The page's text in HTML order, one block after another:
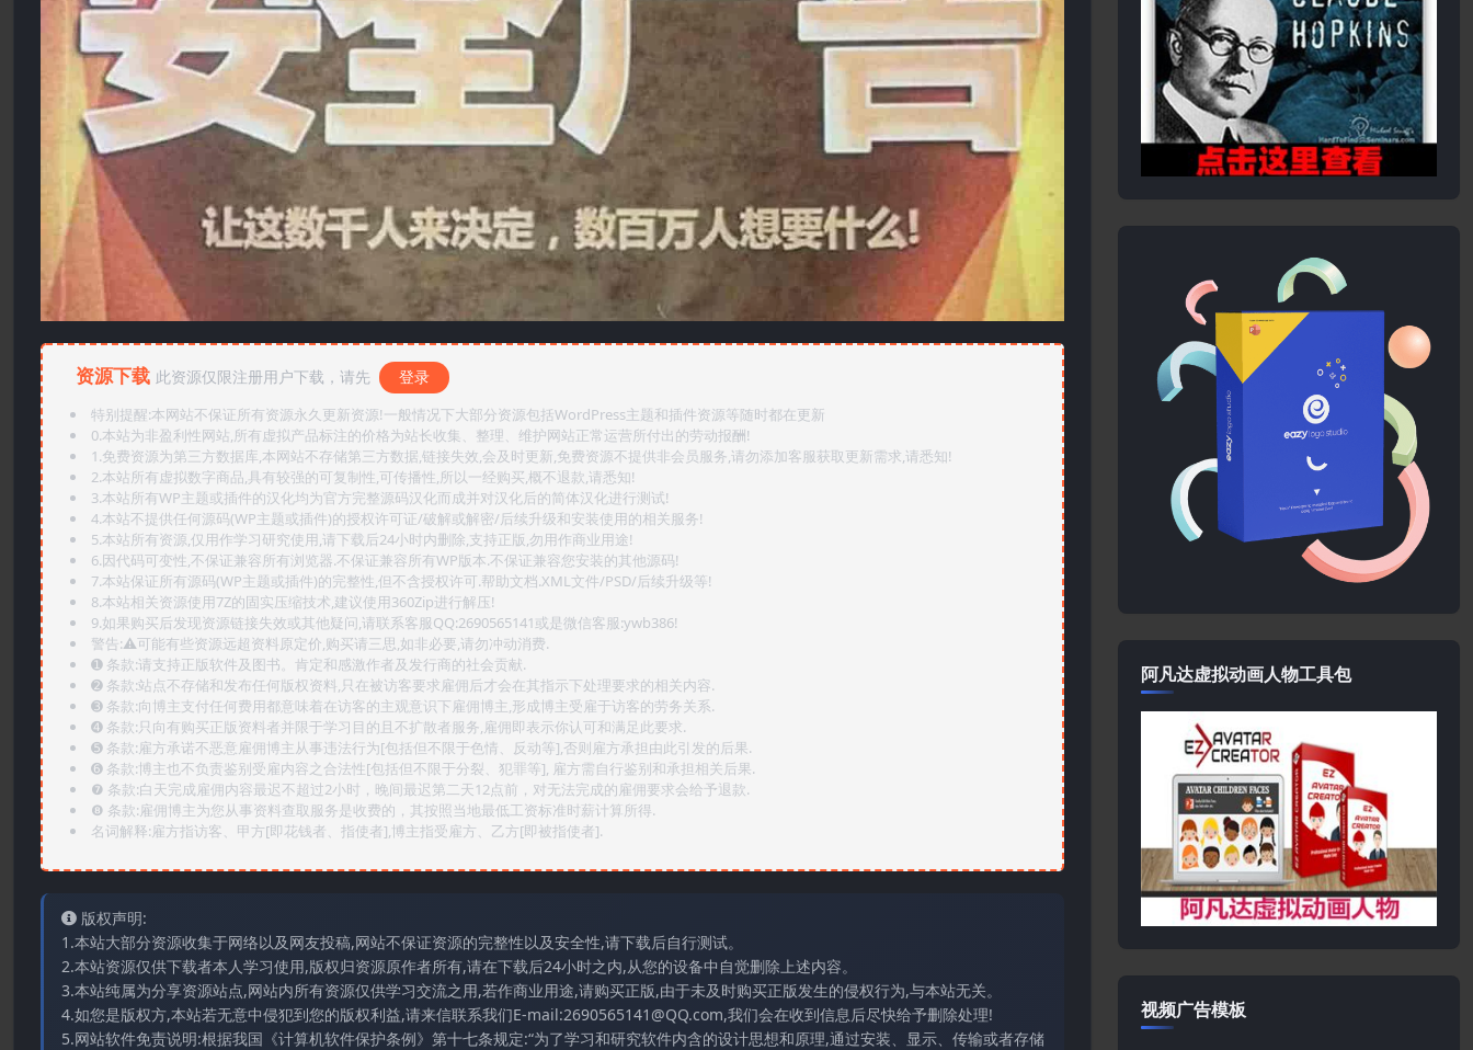
资源下载 此资源仅限注册用户下载，请先 登录
特别提醒:本网站不保证所有资源永久更新资源!一般情况下大部分资源包括WordPress主题和插件资源等随时都在更新
0.本站为非盈利性网站,所有虚拟产品标注的价格为站长收集、整理、维护网站正常运营所付出的劳动报酬!
1.免费资源为第三方数据库,本网站不存储第三方数据,链接失效,会及时更新,免费资源不提供非会员服务,请勿添加客服获取更新需求,请悉知!
2.本站所有虚拟数字商品,具有较强的可复制性,可传播性,所以一经购买,概不退款,请悉知!
3.本站所有WP主题或插件的汉化均为官方完整源码汉化而成并对汉化后的简体汉化进行测试!
4.本站不提供任何源码(WP主题或插件)的授权许可证/破解或解密/后续升级和安装使用的相关服务!
5.本站所有资源,仅用作学习研究使用,请下载后24小时内删除,支持正版,勿用作商业用途!
6.因代码可变性,不保证兼容所有浏览器.不保证兼容所有WP版本.不保证兼容您安装的其他源码!
7.本站保证所有源码(WP主题或插件)的完整性,但不含授权许可.帮助文档.XML文件/PSD/后续升级等!
8.本站相关资源使用7Z的固实压缩技术,建议使用360Zip进行解压!
9.如果购买后发现资源链接失效或其他疑问,请联系客服QQ:2690565141或是微信客服:ywb386!
警告:⚠️可能有些资源远超资料原定价,购买请三思,如非必要,请勿冲动消费.
➊️ 条款:请支持正版软件及图书。肯定和感激作者及发行商的社会贡献.
➋️ 条款:站点不存储和发布任何版权资料,只在被访客要求雇佣后才会在其指示下处理要求的相关内容.
➌️ 条款:向博主支付任何费用都意味着在访客的主观意识下雇佣博主,形成博主受雇于访客的劳务关系.
➍️ 条款:只向有购买正版资料者并限于学习目的且不扩散者服务,雇佣即表示你认可和满足此要求.
➎ 条款:雇方承诺不恶意雇佣博主从事违法行为[包括但不限于色情、反动等],否则雇方承担由此引发的后果.
➏️ 条款:博主也不负责鉴别受雇内容之合法性[包括但不限于分裂、犯罪等], 雇方需自行鉴别和承担相关后果.
❼ 条款:白天完成雇佣内容最迟不超过2小时，晚间最迟第二天12点前，对无法完成的雇佣要求会给予退款.
❽ 条款:雇佣博主为您从事资料查取服务是收费的，其按照当地最低工资标准时薪计算所得.
名词解释:雇方指访客、甲方[即花钱者、指使者],博主指受雇方、乙方[即被指使者].
版权声明:
1.本站大部分资源收集于网络以及网友投稿,网站不保证资源的完整性以及安全性,请下载后自行测试。
2.本站资源仅供下载者本人学习使用,版权归资源原作者所有,请在下载后24小时之内,从您的设备中自觉删除上述内容。
3.本站纯属为分享资源站点,网站内所有资源仅供学习交流之用,若作商业用途,请购买正版,由于未及时购买正版发生的侵权行为,与本站无关。
4.如您是版权方,本站若无意中侵犯到您的版权利益,请来信联系我们E-mail:2690565141@QQ.com,我们会在收到信息后尽快给予删除处理!
5.网站软件免责说明:根据我国《计算机软件保护条例》第十七条规定:“为了学习和研究软件内含的设计思想和原理,通过安装、显示、传输或者存储
阿凡达虚拟动画人物工具包
视频广告模板